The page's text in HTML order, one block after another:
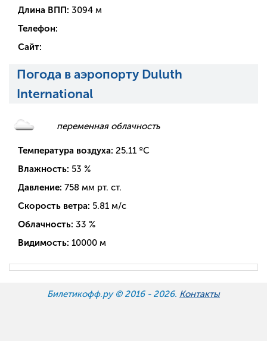
Длина ВПП: 3094 м
Телефон:
Сайт:
Погода в аэропорту Duluth
International
переменная облачность
Температура воздуха: 25.11 ºC
Влажность: 53 %
Давление: 758 мм рт. ст.
Скорость ветра: 5.81 м/с
Облачность: 33 %
Видимость: 10000 м
Билетикофф.ру © 2016 - 2026. Контакты